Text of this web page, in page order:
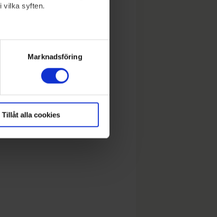
vilka syften.
meter
Marknadsföring
Tillåt alla cookies